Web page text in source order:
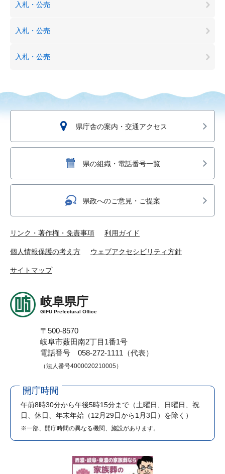
入札・公売
入札・公売
入札・公売
県庁舎の案内・交通アクセス
県の組織・電話番号一覧
県政へのご意見・ご提案
リンク・著作権・免責事項 利用ガイド
個人情報保護の考え方 ウェブアクセシビリティ方針
サイトマップ
岐阜県庁
GIFU Prefectural Office
〒500-8570
岐阜市薮田南2丁目1番1号
電話番号 058-272-1111（代表）
（法人番号4000020210005）
開庁時間
午前8時30分から午後5時15分まで （土曜日、日曜日、祝
日、休日、年末年始（12月29日から1月3日）を除く）
※一部、開庁時間の異なる機関、施設があります。